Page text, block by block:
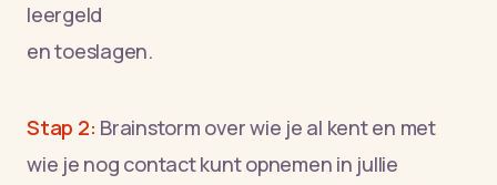
leergeld
en toeslagen.
Stap 2: Brainstorm over wie je al kent en met
wie je nog contact kunt opnemen in jullie